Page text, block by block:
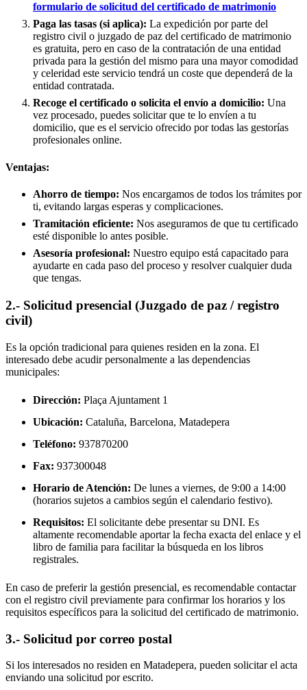
formulario de solicitud del certificado de matrimonio
Paga las tasas (si aplica): La expedición por parte del
registro civil o juzgado de paz del certificado de matrimonio
es gratuita, pero en caso de la contratación de una entidad
privada para la gestión del mismo para una mayor comodidad
y celeridad este servicio tendrá un coste que dependerá de la
entidad contratada.
Recoge el certificado o solicita el envío a domicilio: Una
vez procesado, puedes solicitar que te lo envíen a tu
domicilio, que es el servicio ofrecido por todas las gestorías
profesionales online.
Ventajas:
Ahorro de tiempo: Nos encargamos de todos los trámites por
ti, evitando largas esperas y complicaciones.
Tramitación eficiente: Nos aseguramos de que tu certificado
esté disponible lo antes posible.
Asesoría profesional: Nuestro equipo está capacitado para
ayudarte en cada paso del proceso y resolver cualquier duda
que tengas.
2.- Solicitud presencial (Juzgado de paz / registro
civil)
Es la opción tradicional para quienes residen en la zona. El
interesado debe acudir personalmente a las dependencias
municipales:
Dirección: Plaça Ajuntament 1
Ubicación: Cataluña, Barcelona, Matadepera
Teléfono: 937870200
Fax: 937300048
Horario de Atención: De lunes a viernes, de 9:00 a 14:00
(horarios sujetos a cambios según el calendario festivo).
Requisitos: El solicitante debe presentar su DNI. Es
altamente recomendable aportar la fecha exacta del enlace y el
libro de familia para facilitar la búsqueda en los libros
registrales.
En caso de preferir la gestión presencial, es recomendable contactar
con el registro civil previamente para confirmar los horarios y los
requisitos específicos para la solicitud del certificado de matrimonio.
3.- Solicitud por correo postal
Si los interesados no residen en Matadepera, pueden solicitar el acta
enviando una solicitud por escrito.